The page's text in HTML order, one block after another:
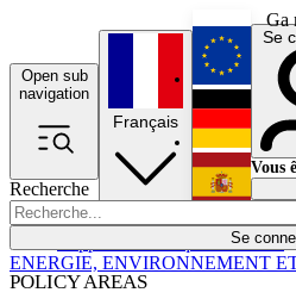
Ga
Open sub
navigation
Recherche
Se
POLICY AREAS
Économie
Français
Se
Vous
ENERGIE, ENVIRONNEMENT